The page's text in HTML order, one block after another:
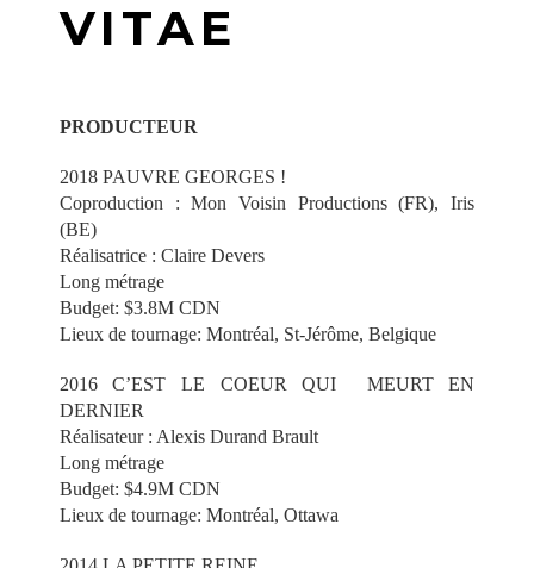
VITAE
PRODUCTEUR
2018 PAUVRE GEORGES !
Coproduction : Mon Voisin Productions (FR), Iris
(BE)
Réalisatrice : Claire Devers
Long métrage
Budget: $3.8M CDN
Lieux de tournage: Montréal, St-Jérôme, Belgique
2016 C’EST LE COEUR QUI MEURT EN
DERNIER
Réalisateur : Alexis Durand Brault
Long métrage
Budget: $4.9M CDN
Lieux de tournage: Montréal, Ottawa